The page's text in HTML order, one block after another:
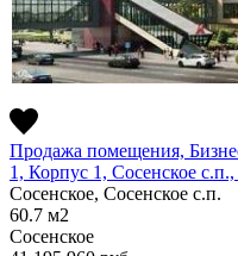
Продажа помещения,
1, Корпус 1, Сосенское
Сосенское, Сосенское c.п.
60.7 м2
Сосенское